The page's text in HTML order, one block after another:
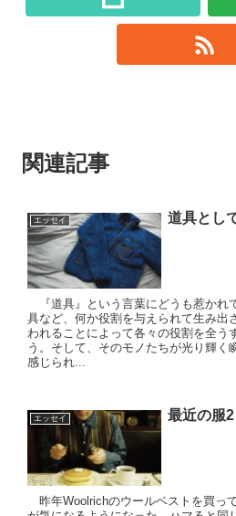
関連記事
エッセイ 道具とし
『道具』という言葉にどうも惹かれ
具など、何か役割を与えられて生み出
われることによって各々の役割を全う
う。そして、そのモノたちが光り輝く
感じられ...
エッセイ 最近の服2
昨年Woolrichのウールベストを買っ